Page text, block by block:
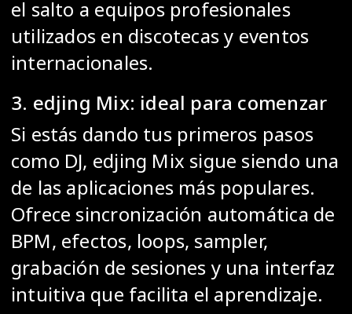
el salto a equipos profesionales
utilizados en discotecas y eventos
internacionales.
3. edjing Mix: ideal para comenzar
Si estás dando tus primeros pasos
como DJ, edjing Mix sigue siendo una
de las aplicaciones más populares.
Ofrece sincronización automática de
BPM, efectos, loops, sampler,
grabación de sesiones y una interfaz
intuitiva que facilita el aprendizaje.